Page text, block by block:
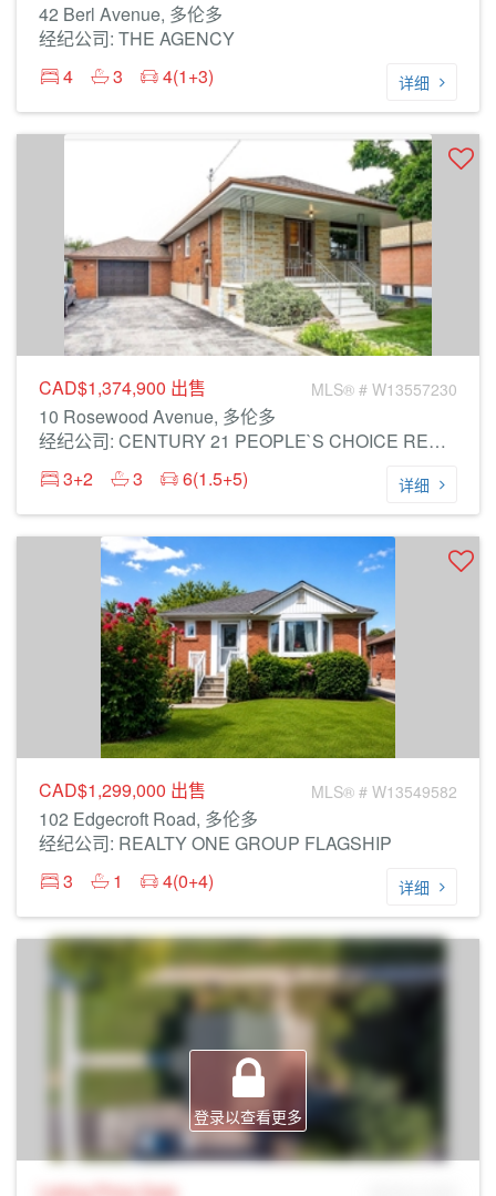
42 Berl Avenue, 多伦多
经纪公司: THE AGENCY
4
3 4(1+3) 详细
CAD$1,374,900 出售 MLS® # W13557230
10 Rosewood Avenue, 多伦多
经纪公司: CENTURY 21 PEOPLE`S CHOICE REALTY INC.
3+2
3 6(1.5+5) 详细
CAD$1,299,000 出售 MLS® # W13549582
102 Edgecroft Road, 多伦多
经纪公司: REALTY ONE GROUP FLAGSHIP
3
1 4(0+4) 详细
登录以查看更多